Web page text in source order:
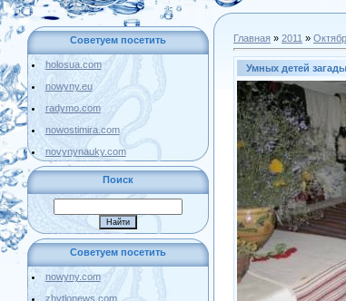
Советуем посетить
holosua.com
nowyny.eu
radymo.com
nowostimira.com
novynynauky.com
Поиск
Советуем посетить
nowyny.com
zhytlonews.com
Главная » 2011 »
Умных детей